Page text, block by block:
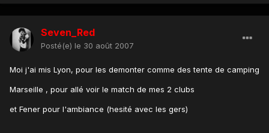
Seven_Red
Posté(e) le 30 août 2007
Moi j'ai mis Lyon, pour les demonter comme des tente de camping
Marseille , pour allé voir le match de mes 2 clubs
et Fener pour l'ambiance (hesité avec les gers)